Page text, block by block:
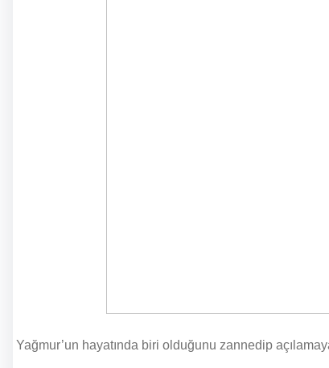
Yağmur’un hayatında biri olduğunu zannedip